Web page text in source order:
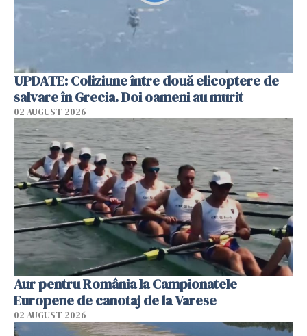
UPDATE: Coliziune între două elicoptere de
salvare în Grecia. Doi oameni au murit
02 AUGUST 2026
Aur pentru România la Campionatele
Europene de canotaj de la Varese
02 AUGUST 2026